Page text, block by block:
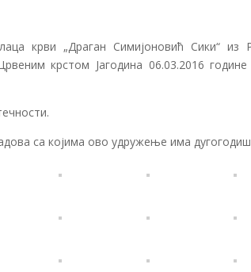
крви „Драган Симијоновић Сики“ из
крстом Јагодина 06.03.2016 године
са којима ово удружење има